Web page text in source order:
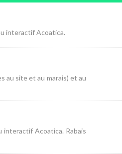
interactif Acoatica.
au site et au marais) et au
interactif Acoatica. Rabais